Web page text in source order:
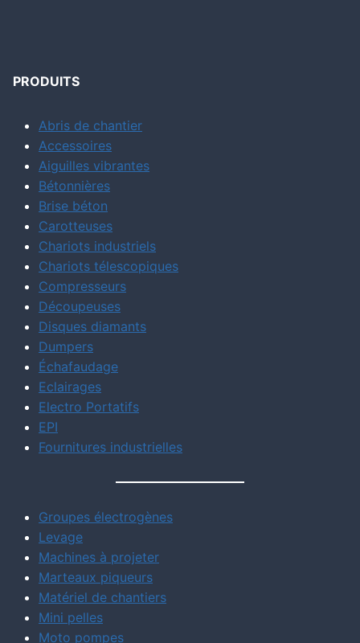
PRODUITS
Abris de chantier
Accessoires
Aiguilles vibrantes
Bétonnières
Brise béton
Carotteuses
Chariots industriels
Chariots télescopiques
Compresseurs
Découpeuses
Disques diamants
Dumpers
Échafaudage
Eclairages
Electro Portatifs
EPI
Fournitures industrielles
Groupes électrogènes
Levage
Machines à projeter
Marteaux piqueurs
Matériel de chantiers
Mini pelles
Moto pompes